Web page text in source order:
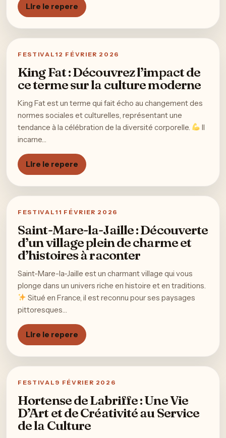
Lire le repere
FESTIVAL 12 FÉVRIER 2026
King Fat : Découvrez l’impact de
ce terme sur la culture moderne
King Fat est un terme qui fait écho au changement des
normes sociales et culturelles, représentant une
tendance à la célébration de la diversité corporelle.
Il
incarne…
Lire le repere
FESTIVAL 11 FÉVRIER 2026
Saint-Mare-la-Jaille : Découverte
d’un village plein de charme et
d’histoires à raconter
Saint-Mare-la-Jaille est un charmant village qui vous
plonge dans un univers riche en histoire et en traditions.
Situé en France, il est reconnu pour ses paysages
pittoresques…
Lire le repere
FESTIVAL 9 FÉVRIER 2026
Hortense de Labriffe : Une Vie
D’Art et de Créativité au Service
de la Culture